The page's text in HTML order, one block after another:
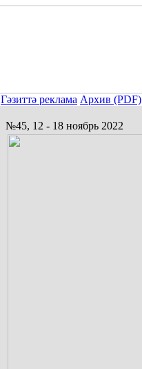
Гәзиттә реклама Архив (PDF)
№45, 12 - 18 ноябрь 2022